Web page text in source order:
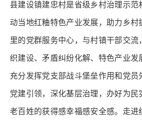
县建设镇建忠村是省级乡村治理示范
动当地红粬特色产业发展，助力乡村
里的党群服务中心，与村镇干部交流
织建设、矛盾纠纷化解、特色产业发
充分发挥党支部战斗堡垒作用和党员
党建引领，深化基层治理，办好为民
老百姓的获得感幸福感安全感。走进